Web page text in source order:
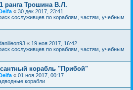
ранга Трошина В.Л.
« 30 дек 2017, 23:41
сослуживцев по кораблям, частям, учебным
« 19 ноя 2017, 16:42
сослуживцев по кораблям, частям, учебным
корабль "Прибой"
« 01 ноя 2017, 00:17
корабли